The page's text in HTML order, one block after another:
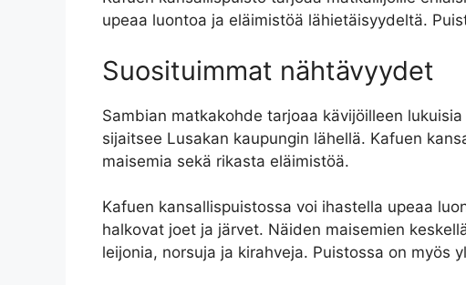
upeaa luontoa ja eläimistöä lähietäisyydeltä.
Suosituimmat nähtävyydet
Sambian matkakohde tarjoaa kävijöilleen
sijaitsee Lusakan kaupungin lähellä. Kafuen
maisemia sekä rikasta eläimistöä.
Kafuen kansallispuistossa voi ihastella upeaa
halkovat joet ja järvet. Näiden maisemien
leijonia, norsuja ja kirahveja. Puistossa on myös